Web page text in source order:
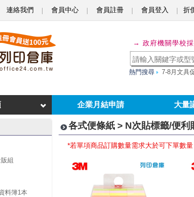
連絡我們 會員中心 會員註冊 會員登入 折
→ 政府機關學校
熱門搜尋 7-8月文具
企業月結申請 大量
組
料簿1本
各式便條紙 > N次貼標籤/便利
*若單項商品訂購數量需求大於可下單數